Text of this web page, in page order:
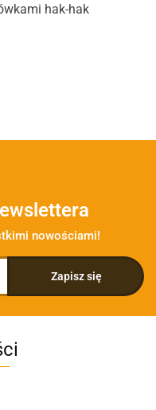
hak-hak
nowościami!